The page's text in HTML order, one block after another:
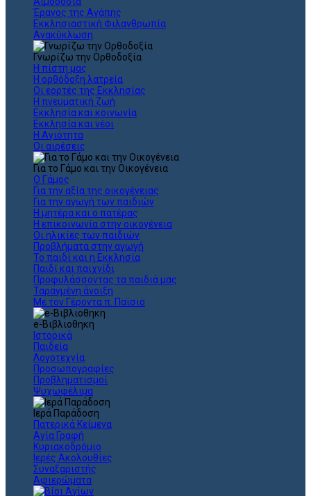
Έρανος της Αγάπης
Εκκλησιαστική Φιλανθρωπία
Ανακύκλωση
Γνωρίζω την Ορθοδοξία
Η πίστη μας
Η ορθόδοξη λατρεία
Οι εορτές της Εκκλησίας
Η πνευματική ζωή
Εκκλησία και κοινωνία
Εκκλησία και νέοι
Η Αγιότητα
Οι αιρέσεις
Για το Γάμο και την Οικογένεια
Ο Γάμος
Για την αξία της οικογένειας
Για την αγωγή των παιδιών
Η μητέρα και ο πατέρας
Η επικοινωνία στην οικογένεια
Οι ηλικίες των παιδιών
Προβλήματα στην αγωγή
Το παιδί και η Εκκλησία
Παιδί και παιχνίδι
Προφυλάσσοντας τα παιδιά μας
Ταραγμένη άνοιξη
Με τον Γέροντα π. Παϊσιο
e-Βιβλιοθηκη
Ιστορικά
Παιδεία
Λογοτεχνία
Προσωπογραφίες
Προβληματισμοί
Ψυχωφέλιμα
Ιερά Παράδοση
Πατερικά Κείμενα
Αγία Γραφή
Κυριακοδρόμιο
Ιερές Ακολουθίες
Συναξαριστής
Αφιερώματα